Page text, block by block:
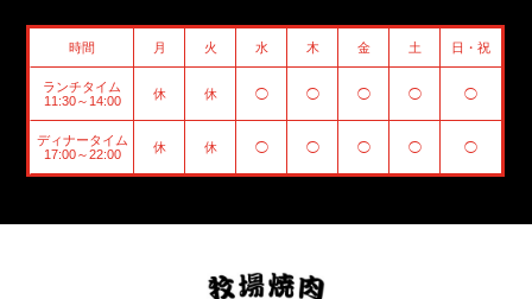
時間 月 火 水 木 金 土 日・祝
ランチタイム
11:30～14:00
休 休 ◯ ◯ ◯ ◯ ◯
ディナータイム
17:00～22:00
休 休 ◯ ◯ ◯ ◯ ◯